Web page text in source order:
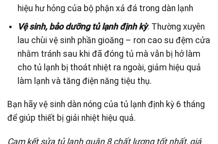
hiệu hư hỏng của bộ phận xả đá trong dàn lạnh
Vệ sinh, bảo dưỡng tủ lạnh định kỳ: Thường xuyên
lau chùi vệ sinh phần gioăng – ron cao su đệm cửa
nhằm tránh sau khi đã đóng tủ mà vẫn bị hở làm
cho tủ lạnh bị thoát nhiệt ra ngoài, giảm hiệu quả
làm lạnh và tăng điện năng tiệu thụ.
Bạn hãy vệ sinh dàn nóng của tủ lạnh định kỳ 6 tháng
để giúp thiết bị giải nhiệt hiệu quả.
Cam kết sửa tủ lạnh quận 8 chất lượng tốt nhất, giá